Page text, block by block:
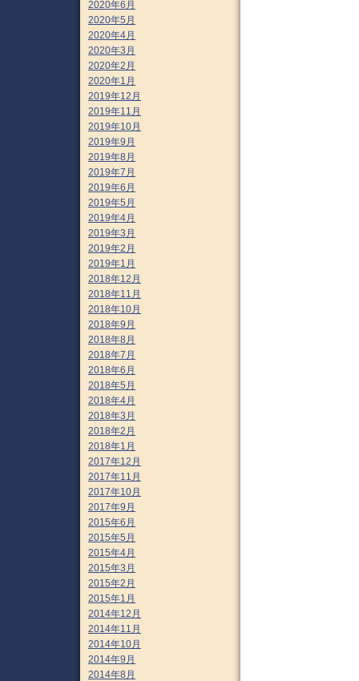
2020年6月
2020年5月
2020年4月
2020年3月
2020年2月
2020年1月
2019年12月
2019年11月
2019年10月
2019年9月
2019年8月
2019年7月
2019年6月
2019年5月
2019年4月
2019年3月
2019年2月
2019年1月
2018年12月
2018年11月
2018年10月
2018年9月
2018年8月
2018年7月
2018年6月
2018年5月
2018年4月
2018年3月
2018年2月
2018年1月
2017年12月
2017年11月
2017年10月
2017年9月
2015年6月
2015年5月
2015年4月
2015年3月
2015年2月
2015年1月
2014年12月
2014年11月
2014年10月
2014年9月
2014年8月